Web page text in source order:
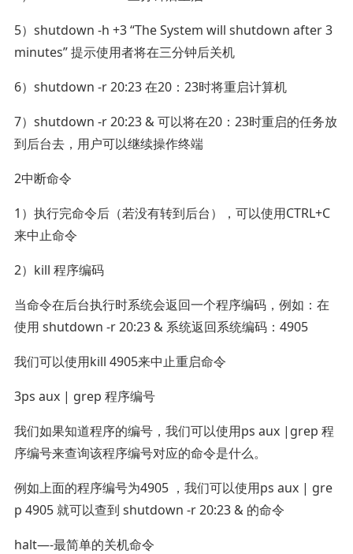
5）shutdown -h +3 “The System will shutdown after 3
minutes” 提示使用者将在三分钟后关机
6）shutdown -r 20:23 在20：23时将重启计算机
7）shutdown -r 20:23 & 可以将在20：23时重启的任务放
到后台去，用户可以继续操作终端
2中断命令
1）执行完命令后（若没有转到后台），可以使用CTRL+C
来中止命令
2）kill 程序编码
当命令在后台执行时系统会返回一个程序编码，例如：在
使用 shutdown -r 20:23 & 系统返回系统编码：4905
我们可以使用kill 4905来中止重启命令
3ps aux | grep 程序编号
我们如果知道程序的编号，我们可以使用ps aux |grep 程
序编号来查询该程序编号对应的命令是什么。
例如上面的程序编号为4905 ，我们可以使用ps aux | gre
p 4905 就可以查到 shutdown -r 20:23 & 的命令
halt—-最简单的关机命令